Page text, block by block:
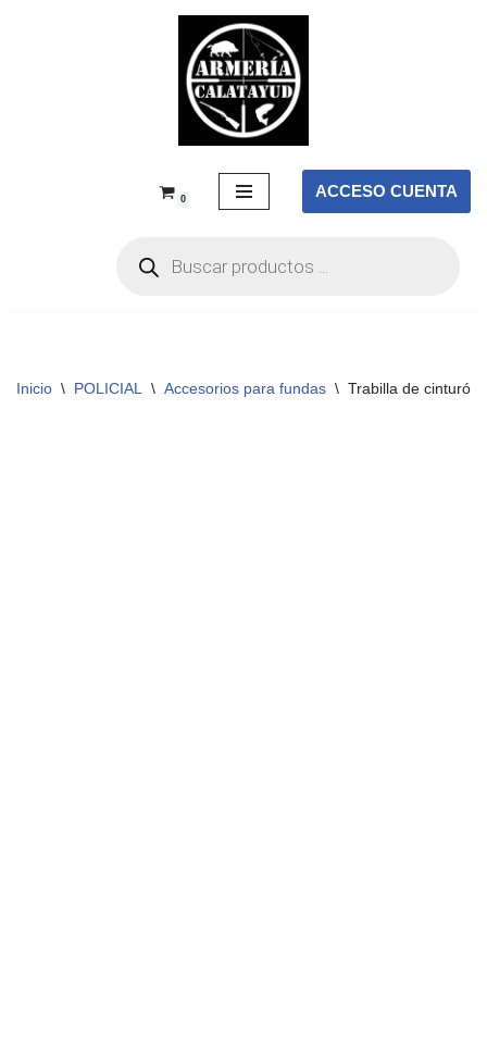
0 ACCESO CUENTA
Inicio \ POLICIAL \ Accesorios para fundas \ Trabilla de cinturón